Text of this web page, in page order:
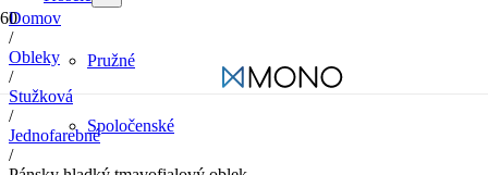
Pružné
Spoločenské
Domov
/
Obleky
/
Stužková
/
Jednofarebné
/